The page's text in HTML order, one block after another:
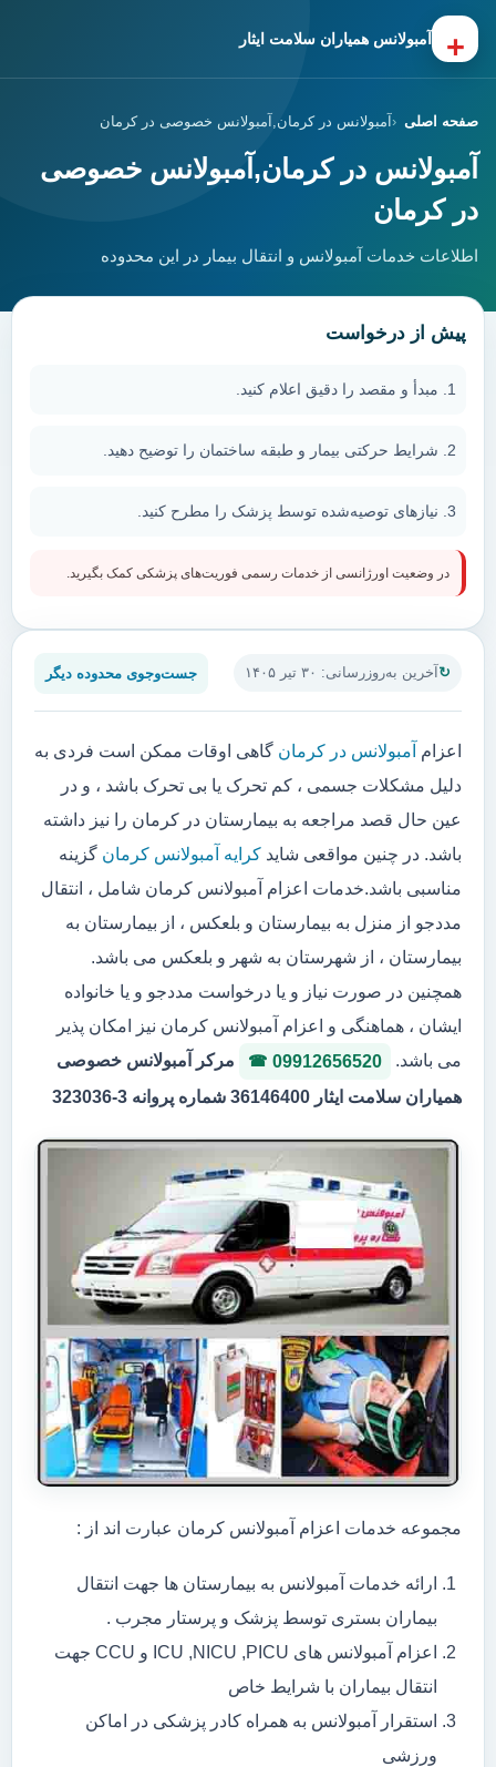
+ آمبولانس همیاران سلامت ایثار
صفحه اصلی آمبولانس در کرمان,آمبولانس خصوصی در کرمان
آمبولانس در کرمان,آمبولانس خصوصی
در کرمان
اطلاعات خدمات آمبولانس و انتقال بیمار در این محدوده
آخرین به‌روزرسانی: ۳۰ تیر ۱۴۰۵ جست‌وجوی محدوده دیگر
اعزام آمبولانس در کرمان گاهی اوقات ممکن است فردی به
دلیل مشکلات جسمی ، کم تحرک یا بی تحرک باشد ، و در
عین حال قصد مراجعه به بیمارستان در کرمان را نیز داشته
باشد. در چنین مواقعی شاید کرایه آمبولانس کرمان گزینه
مناسبی باشد.خدمات اعزام آمبولانس کرمان شامل ، انتقال
مددجو از منزل به بیمارستان و بلعکس ، از بیمارستان به
بیمارستان ، از شهرستان به شهر و بلعکس می باشد.
همچنین در صورت نیاز و یا درخواست مددجو و یا خانواده
ایشان ، هماهنگی و اعزام آمبولانس کرمان نیز امکان پذیر
می باشد.
09912656520
مرکر آمبولانس خصوصی
همیاران سلامت ایثار 36146400 شماره پروانه 3-323036
مجموعه خدمات اعزام آمبولانس کرمان عبارت اند از :
ارائه خدمات آمبولانس به بیمارستان ها جهت انتقال
بیماران بستری توسط پزشک و پرستار مجرب .
اعزام آمبولانس های ICU ,NICU ,PICU و CCU جهت
انتقال بیماران با شرایط خاص
استقرار آمبولانس به همراه کادر پزشکی در اماکن
ورزشی
پیش از درخواست
مبدأ و مقصد را دقیق اعلام کنید.
شرایط حرکتی بیمار و طبقه ساختمان را توضیح دهید.
نیازهای توصیه‌شده توسط پزشک را مطرح کنید.
در وضعیت اورژانسی از خدمات رسمی فوریت‌های پزشکی کمک بگیرید.